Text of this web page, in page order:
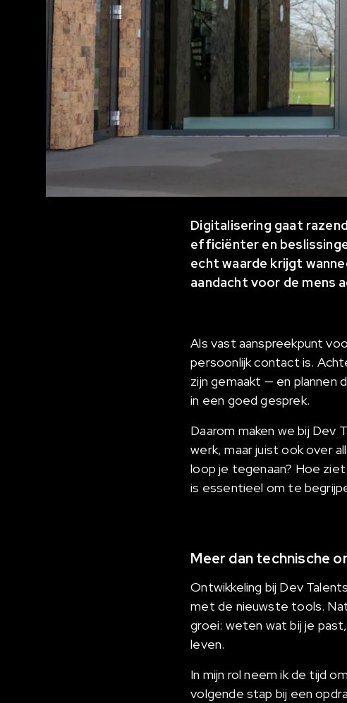
Digitalisering gaat
efficiënter en
echt waarde krijgt
aandacht voor de mens
Als vast aanspreekpunt
persoonlijk contact is.
zijn gemaakt — en plannen
in een goed gesprek.
Daarom maken we bij
werk, maar juist ook over
loop je tegenaan? Hoe
is essentieel om te
Meer dan technische
Ontwikkeling bij Dev
met de nieuwste tools.
groei: weten wat bij je
leven.
In mijn rol neem ik de tijd
volgende stap bij een